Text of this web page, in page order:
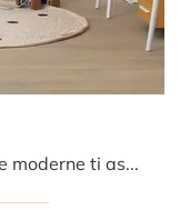
Le più belle camerette per bambine moderne ti aspettano! Scopri il modello Volo Kid C031 di Colombini Casa.